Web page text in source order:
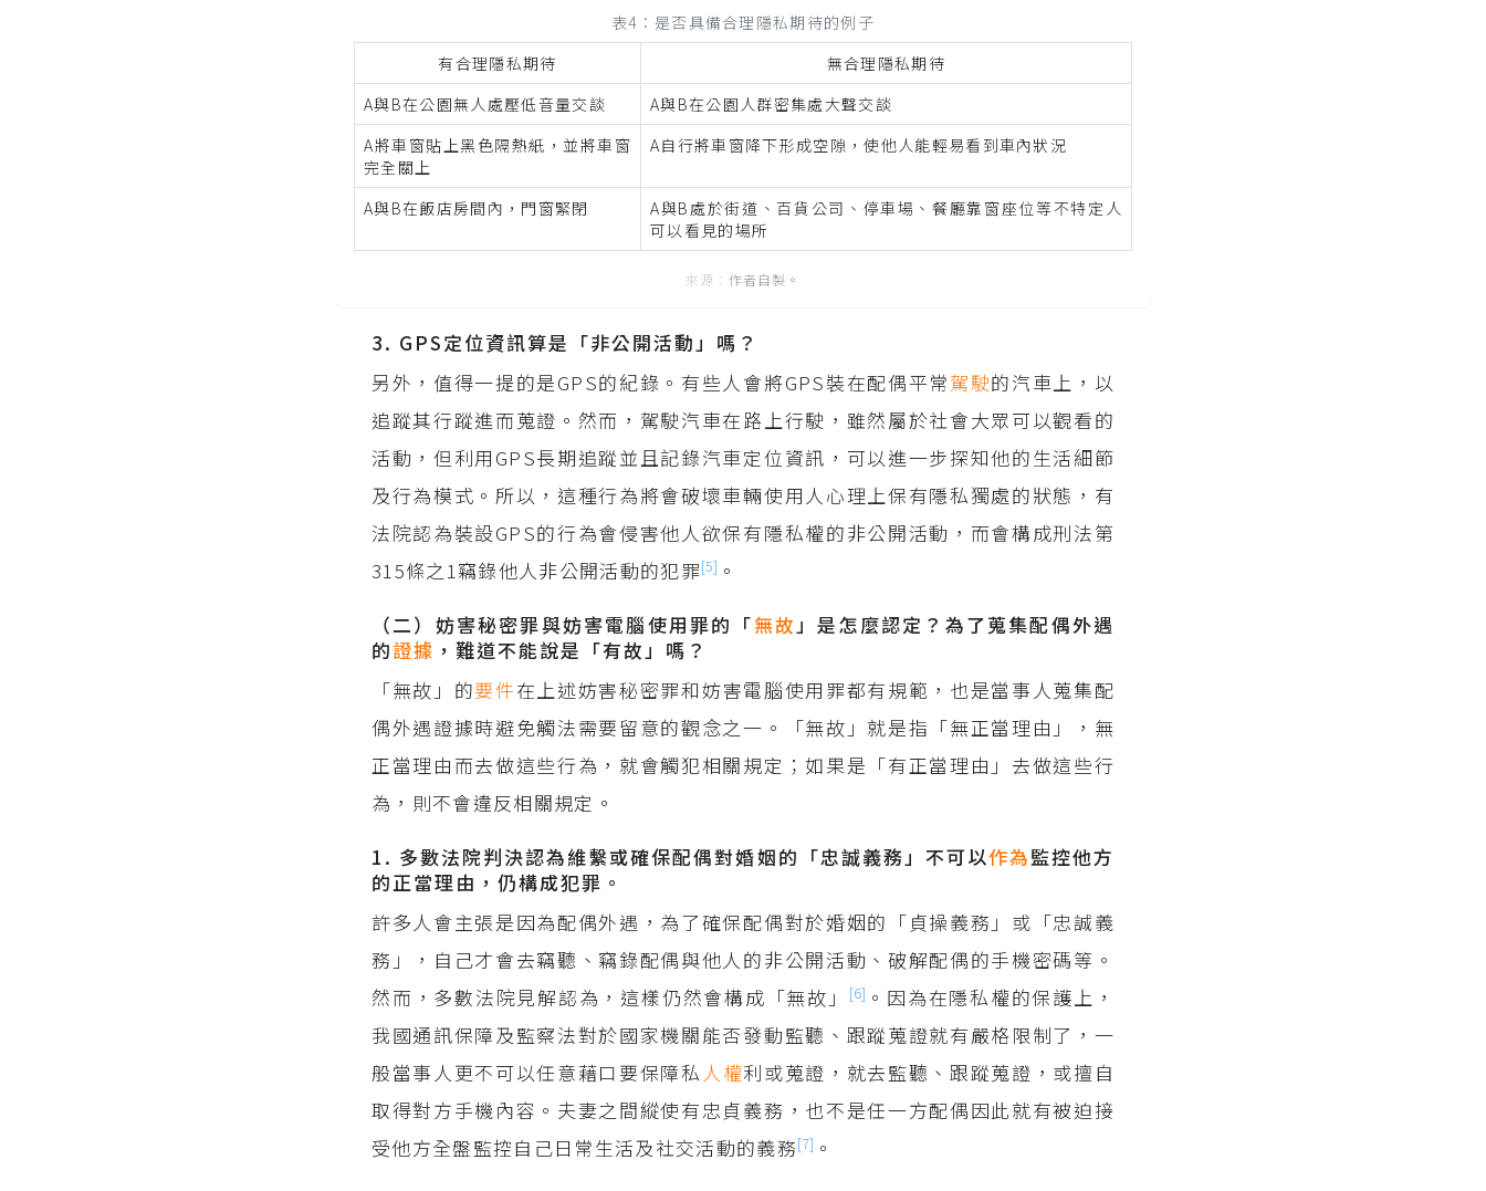
表4：是否具備合理隱私期待的例子
有合理隱私期待
無合理隱私期待
A與B在公園無人處壓低音量交談
A與B在公園人群密集處大聲交談
A將車窗貼上黑色隔熱紙，並將車窗
完全關上
A自行將車窗降下形成空隙，使他人能輕易看到車內狀況
A與B在飯店房間內，門窗緊閉
A與B處於街道、百貨公司、停車場、餐廳靠窗座位等不特定人
可以看見的場所
作者自製。
3. GPS定位資訊算是「非公開活動」嗎？
另外，值得一提的是GPS的紀錄。有些人會將GPS裝在配偶平常駕駛的汽車上，以
追蹤其行蹤進而蒐證。然而，駕駛汽車在路上行駛，雖然屬於社會大眾可以觀看的
活動，但利用GPS長期追蹤並且記錄汽車定位資訊，可以進一步探知他的生活細節
及行為模式。所以，這種行為將會破壞車輛使用人心理上保有隱私獨處的狀態，有
法院認為裝設GPS的行為會侵害他人欲保有隱私權的非公開活動，而會構成刑法第
315條之1竊錄他人非公開活動的犯罪[5] 。
（二）妨害秘密罪與妨害電腦使用罪的「無故」是怎麼認定？為了蒐集配偶外遇
的證據 ，難道不能說是「有故」嗎？
「無故」的要件在上述妨害秘密罪和妨害電腦使用罪都有規範，也是當事人蒐集配
偶外遇證據時避免觸法需要留意的觀念之一。「無故」就是指「無正當理由」，無
正當理由而去做這些行為，就會觸犯相關規定；如果是「有正當理由」去做這些行
為，則不會違反相關規定。
1. 多數法院判決認為維繫或確保配偶對婚姻的「忠誠義務」不可以作為監控他方
的正當理由，仍構成犯罪。
許多人會主張是因為配偶外遇，為了確保配偶對於婚姻的「貞操義務」或「忠誠義
務」，自己才會去竊聽、竊錄配偶與他人的非公開活動、破解配偶的手機密碼等。
然而，多數法院見解認為，這樣仍然會構成「無故」
[6] 。因為在隱私權的保護上，
我國通訊保障及監察法對於國家機關能否發動監聽、跟蹤蒐證就有嚴格限制了，一
般當事人更不可以任意藉口要保障私 人權利或蒐證，就去監聽、跟蹤蒐證，或擅自
取得對方手機內容。夫妻之間縱使有忠貞義務，也不是任一方配偶因此就有被迫接
受他方全盤監控自己日常生活及社交活動的義務[7] 。